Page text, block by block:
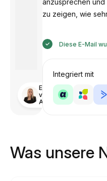
Entworfen
von
Anastasiia
anzusprechen
zu zeigen, wie
Diese E-Mail
Integriert mit
Was unsere